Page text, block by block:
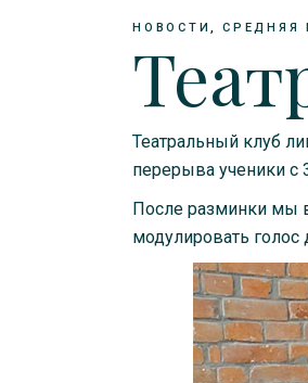
НОВОСТИ СРЕДНЯЯ
Театральный клуб
перерыва ученики с
После разминки мы
модулировать